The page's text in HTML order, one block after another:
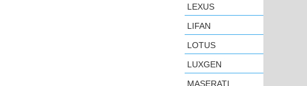
LEXUS
LIFAN
LOTUS
LUXGEN
MASERATI